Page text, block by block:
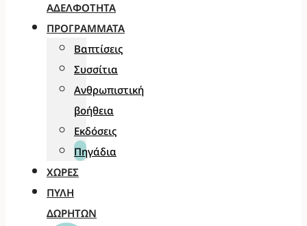
ΑΔΕΛΦΌΤΗΤΑ
ΠΡΟΓΡΆΜΜΑΤΑ
Βαπτίσεις
Συσσίτια
Ανθρωπιστική
βοήθεια
Εκδόσεις
Πηγάδια
ΧΏΡΕΣ
ΠΎΛΗ
ΔΩΡΗΤΏΝ